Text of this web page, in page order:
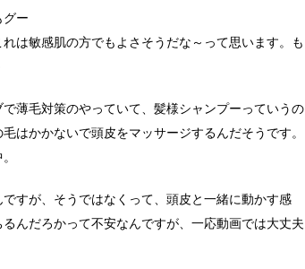
グー
は敏感肌の方でもよさそうだな～って思います。も
薄毛対策のやっていて、髪様シャンプーっていうの
はかかないで頭皮をマッサージするんだそうです。
すが、そうではなくって、頭皮と一緒に動かす感
んだろかって不安なんですが、一応動画では大丈夫